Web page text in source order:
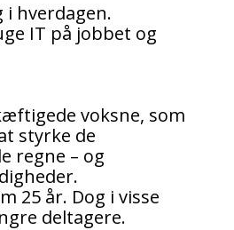
i hverdagen.
IT på jobbet og
voksne, som
styrke de
regne – og
25 år. Dog i visse
deltagere.